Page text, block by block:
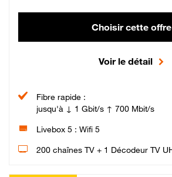
Choisir cette offre
Voir le détail
Fibre rapide :
jusqu'à ↓ 1 Gbit/s ↑ 700 Mbit/s
Livebox 5 : Wifi 5
200 chaînes TV + 1 Décodeur TV